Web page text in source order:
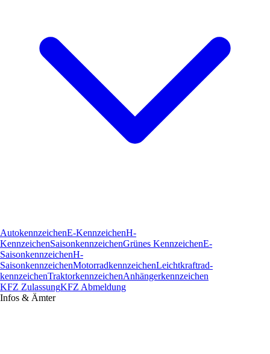
AutokennzeichenE-KennzeichenH-
KennzeichenSaisonkennzeichenGrünes KennzeichenE-
SaisonkennzeichenH-
SaisonkennzeichenMotorradkennzeichenLeichtkraftrad­
kennzeichenTraktorkennzeichenAnhängerkennzeichen
KFZ ZulassungKFZ Abmeldung
Infos & Ämter